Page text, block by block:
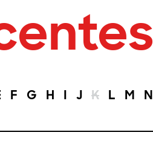
F G H I J K L M N